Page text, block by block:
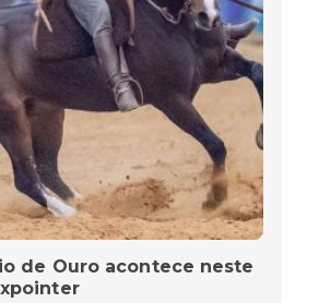
de Ouro acontece neste